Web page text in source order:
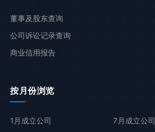
董事及股东查询
公司诉讼记录查询
商业信用报告
按月份浏览
1月成立公司
7月成立公司